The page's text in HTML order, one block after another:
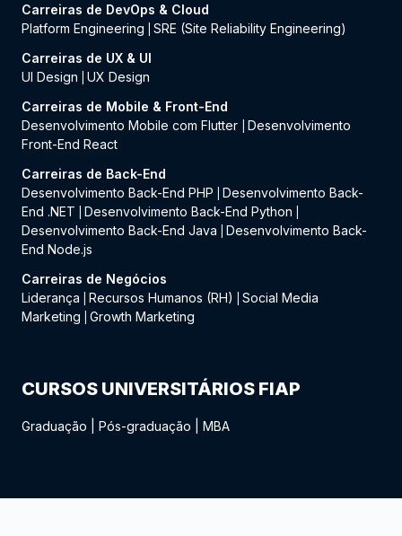
Carreiras de DevOps & Cloud
Platform Engineering
SRE (Site Reliability Engineering)
Carreiras de UX & UI
UI Design
UX Design
Carreiras de Mobile & Front-End
Desenvolvimento Mobile com Flutter
Desenvolvimento
Front-End React
Carreiras de Back-End
Desenvolvimento Back-End PHP
Desenvolvimento Back-
End .NET
Desenvolvimento Back-End Python
Desenvolvimento Back-End Java
Desenvolvimento Back-
End Node.js
Carreiras de Negócios
Liderança
Recursos Humanos (RH)
Social Media
Marketing
Growth Marketing
CURSOS UNIVERSITÁRIOS FIAP
Graduação Pós-graduação MBA